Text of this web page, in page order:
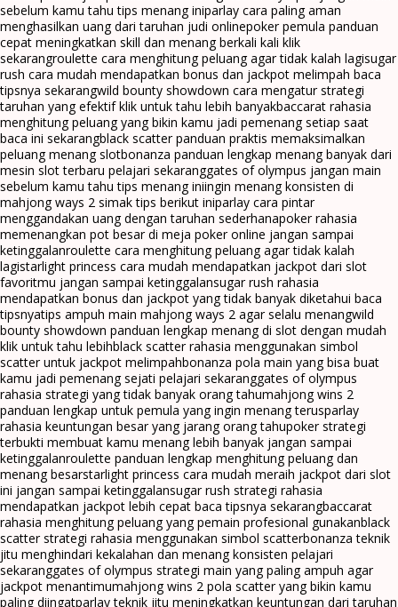
sebelum kamu tahu tips menang iniparlay cara paling aman
menghasilkan uang dari taruhan judi onlinepoker pemula panduan
cepat meningkatkan skill dan menang berkali kali klik
sekarangroulette cara menghitung peluang agar tidak kalah lagisugar
rush cara mudah mendapatkan bonus dan jackpot melimpah baca
tipsnya sekarangwild bounty showdown cara mengatur strategi
taruhan yang efektif klik untuk tahu lebih banyakbaccarat rahasia
menghitung peluang yang bikin kamu jadi pemenang setiap saat
baca ini sekarangblack scatter panduan praktis memaksimalkan
peluang menang slotbonanza panduan lengkap menang banyak dari
mesin slot terbaru pelajari sekaranggates of olympus jangan main
sebelum kamu tahu tips menang iniingin menang konsisten di
mahjong ways 2 simak tips berikut iniparlay cara pintar
menggandakan uang dengan taruhan sederhanapoker rahasia
memenangkan pot besar di meja poker online jangan sampai
ketinggalanroulette cara menghitung peluang agar tidak kalah
lagistarlight princess cara mudah mendapatkan jackpot dari slot
favoritmu jangan sampai ketinggalansugar rush rahasia
mendapatkan bonus dan jackpot yang tidak banyak diketahui baca
tipsnyatips ampuh main mahjong ways 2 agar selalu menangwild
bounty showdown panduan lengkap menang di slot dengan mudah
klik untuk tahu lebihblack scatter rahasia menggunakan simbol
scatter untuk jackpot melimpahbonanza pola main yang bisa buat
kamu jadi pemenang sejati pelajari sekaranggates of olympus
rahasia strategi yang tidak banyak orang tahumahjong wins 2
panduan lengkap untuk pemula yang ingin menang terusparlay
rahasia keuntungan besar yang jarang orang tahupoker strategi
terbukti membuat kamu menang lebih banyak jangan sampai
ketinggalanroulette panduan lengkap menghitung peluang dan
menang besarstarlight princess cara mudah meraih jackpot dari slot
ini jangan sampai ketinggalansugar rush strategi rahasia
mendapatkan jackpot lebih cepat baca tipsnya sekarangbaccarat
rahasia menghitung peluang yang pemain profesional gunakanblack
scatter strategi rahasia menggunakan simbol scatterbonanza teknik
jitu menghindari kekalahan dan menang konsisten pelajari
sekaranggates of olympus strategi main yang paling ampuh agar
jackpot menantimumahjong wins 2 pola scatter yang bikin kamu
paling diingatparlay teknik jitu meningkatkan keuntungan dari taruhan